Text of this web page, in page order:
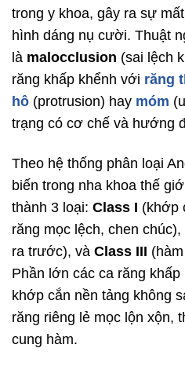
trong y khoa, gây ra sự
hình dáng nụ cười. Thuật
là malocclusion (sai lệch
răng khấp khểnh với răng
hô (protrusion) hay móm
trạng có cơ chế và hướng
Theo hệ thống phân loại
biến trong nha khoa thế
thành 3 loại: Class I (khớp
răng mọc lệch, chen chúc),
ra trước), và Class III
Phần lớn các ca răng
khớp cắn nền tảng không
răng riêng lẻ mọc lộn xộn,
cung hàm.